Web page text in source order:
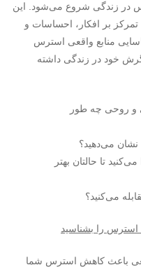
در زندگی شروع می‌شود. این
تمرکز بر افکار، احساسات و
منابع واقعی استرس
خود در زندگی داشته
و روحی چه طور
می‌دهید؟
تا حالتان بهتر
می‌کنید؟
استرس را بشناسید
باعث کاهش استرس شما